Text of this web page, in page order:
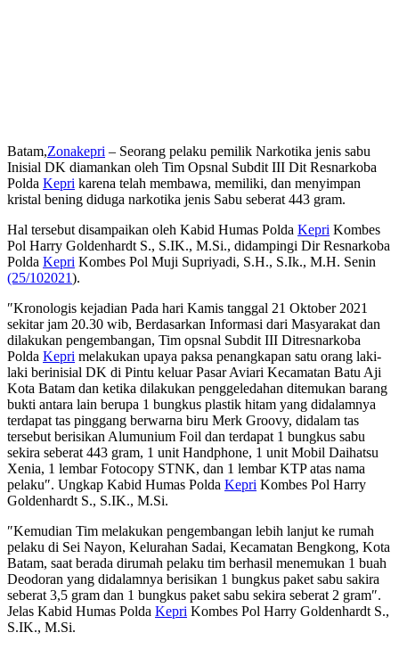
Batam,Zonakepri – Seorang pelaku pemilik Narkotika jenis sabu
Inisial DK diamankan oleh Tim Opsnal Subdit III Dit Resnarkoba
Polda Kepri karena telah membawa, memiliki, dan menyimpan
kristal bening diduga narkotika jenis Sabu seberat 443 gram.
Hal tersebut disampaikan oleh Kabid Humas Polda Kepri Kombes
Pol Harry Goldenhardt S., S.IK., M.Si., didampingi Dir Resnarkoba
Polda Kepri Kombes Pol Muji Supriyadi, S.H., S.Ik., M.H. Senin
(25/102021).
″Kronologis kejadian Pada hari Kamis tanggal 21 Oktober 2021
sekitar jam 20.30 wib, Berdasarkan Informasi dari Masyarakat dan
dilakukan pengembangan, Tim opsnal Subdit III Ditresnarkoba
Polda Kepri melakukan upaya paksa penangkapan satu orang laki-
laki berinisial DK di Pintu keluar Pasar Aviari Kecamatan Batu Aji
Kota Batam dan ketika dilakukan penggeledahan ditemukan barang
bukti antara lain berupa 1 bungkus plastik hitam yang didalamnya
terdapat tas pinggang berwarna biru Merk Groovy, didalam tas
tersebut berisikan Alumunium Foil dan terdapat 1 bungkus sabu
sekira seberat 443 gram, 1 unit Handphone, 1 unit Mobil Daihatsu
Xenia, 1 lembar Fotocopy STNK, dan 1 lembar KTP atas nama
pelaku″. Ungkap Kabid Humas Polda Kepri Kombes Pol Harry
Goldenhardt S., S.IK., M.Si.
″Kemudian Tim melakukan pengembangan lebih lanjut ke rumah
pelaku di Sei Nayon, Kelurahan Sadai, Kecamatan Bengkong, Kota
Batam, saat berada dirumah pelaku tim berhasil menemukan 1 buah
Deodoran yang didalamnya berisikan 1 bungkus paket sabu sakira
seberat 3,5 gram dan 1 bungkus paket sabu sekira seberat 2 gram″.
Jelas Kabid Humas Polda Kepri Kombes Pol Harry Goldenhardt S.,
S.IK., M.Si.